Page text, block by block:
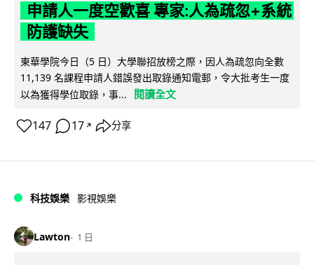
申請人一度空歡喜 專家:人為疏忽+系統
防護缺失
東華學院今日（5 日）大學聯招放榜之際，因人為疏忽向全數
11,139 名課程申請人錯誤發出取錄通知電郵，令大批考生一度
以為獲得學位取錄，事...
閱讀全文
147 17 ↗ 分享
科技娛樂 影視娛樂
Lawton 1 日